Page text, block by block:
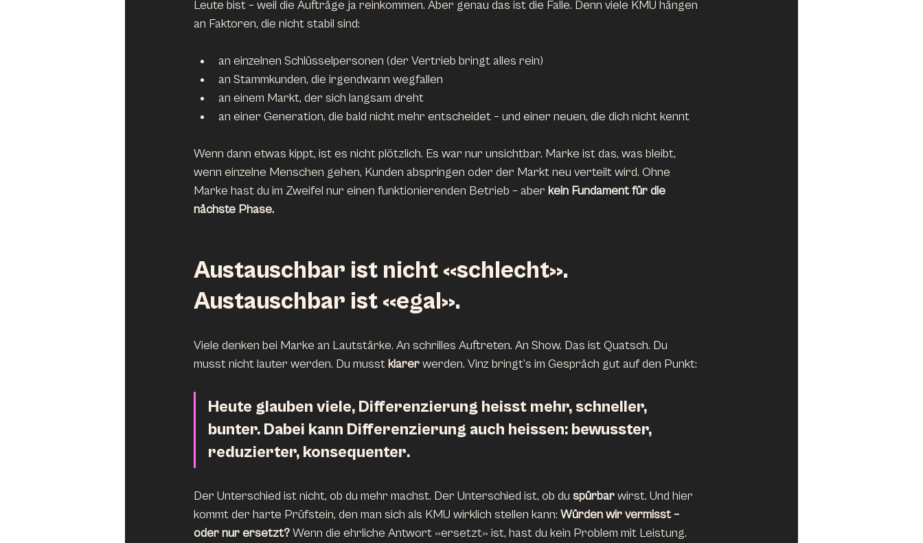
Leute bist – weil die Aufträge ja reinkommen. Aber genau das ist die Falle. Denn viele KMU hängen
an Faktoren, die nicht stabil sind:
an einzelnen Schlüsselpersonen (der Vertrieb bringt alles rein)
an Stammkunden, die irgendwann wegfallen
an einem Markt, der sich langsam dreht
an einer Generation, die bald nicht mehr entscheidet – und einer neuen, die dich nicht kennt
Wenn dann etwas kippt, ist es nicht plötzlich. Es war nur unsichtbar. Marke ist das, was bleibt,
wenn einzelne Menschen gehen, Kunden abspringen oder der Markt neu verteilt wird. Ohne
Marke hast du im Zweifel nur einen funktionierenden Betrieb – aber kein Fundament für die
nächste Phase.
Austauschbar ist nicht «schlecht».
Austauschbar ist «egal».
Viele denken bei Marke an Lautstärke. An schrilles Auftreten. An Show. Das ist Quatsch. Du
musst nicht lauter werden. Du musst klarer werden. Vinz bringt’s im Gespräch gut auf den Punkt:
Heute glauben viele, Differenzierung heisst mehr, schneller,
bunter. Dabei kann Differenzierung auch heissen: bewusster,
reduzierter, konsequenter.
Der Unterschied ist nicht, ob du mehr machst. Der Unterschied ist, ob du spürbar wirst. Und hier
kommt der harte Prüfstein, den man sich als KMU wirklich stellen kann: Würden wir vermisst –
oder nur ersetzt? Wenn die ehrliche Antwort «ersetzt» ist, hast du kein Problem mit Leistung.